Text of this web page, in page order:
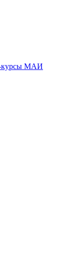
курсы МАИ